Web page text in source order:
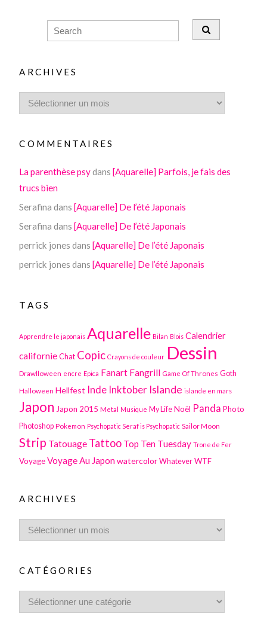
ARCHIVES
COMMENTAIRES
La parenthèse psydans [Aquarelle] Parfois, je fais des
trucs bien
Serafina dans [Aquarelle] De l’été Japonais
Serafina dans [Aquarelle] De l’été Japonais
perrick jones dans [Aquarelle] De l’été Japonais
perrick jones dans [Aquarelle] De l’été Japonais
TAGS
Apprendre le japonais Aquarelle Bilan Blois Calendrier
californie Chat Copic Crayons de couleur Dessin
Drawlloween encre Epica Fanart Fangrill Game Of Thrones Goth
Halloween Hellfest Inde Inktober Islande islande en mars
Japon Japon 2015 Metal Musique My Life Noël Panda Photo
Photoshop Pokemon Psychopatic Seraf is Psychopatic Sailor Moon
Strip Tatouage Tattoo Top Ten Tuesday Trone de Fer
Voyage Voyage Au Japon watercolor Whatever WTF
ARCHIVES
CATÉGORIES